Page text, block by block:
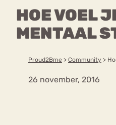
HOE VOEL
MENTAAL
Proud2Bme > Community >
26 november, 2016
Content
Over ons
Over proud2bme
Contact
Vacatures